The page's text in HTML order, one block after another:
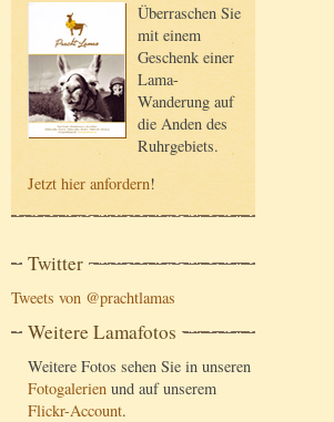
Überraschen Sie
mit einem
Geschenk einer
Lama-
Wanderung auf
die Anden des
Ruhrgebiets.
Jetzt hier anfordern!
Twitter
Tweets von @prachtlamas
Weitere Lamafotos
Weitere Fotos sehen Sie in unseren
Fotogalerien und auf unserem
Flickr-Account.